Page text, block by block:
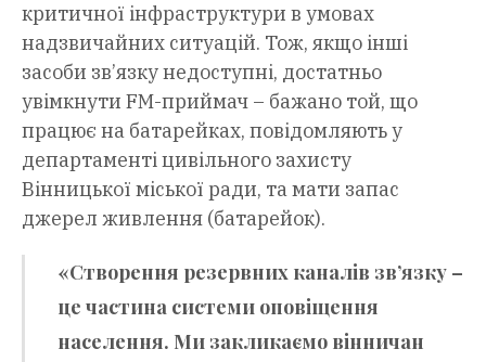
критичної інфраструктури в умовах
надзвичайних ситуацій. Тож, якщо інші
засоби зв’язку недоступні, достатньо
увімкнути FM-приймач – бажано той, що
працює на батарейках, повідомляють у
департаменті цивільного захисту
Вінницької міської ради, та мати запас
джерел живлення (батарейок).
«Створення резервних каналів зв’язку –
це частина системи оповіщення
населення. Ми закликаємо вінничан